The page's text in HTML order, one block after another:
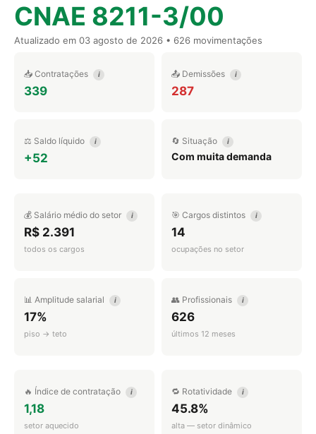
CNAE 8211-3/00
Atualizado em 03 agosto de 2026 • 626 movimentações
📥 Contratações i
339
📤 Demissões i
287
⚖️ Saldo líquido i
+52
🔄 Situação i
Com muita demanda
💰 Salário médio do setor i
R$ 2.391
todos os cargos
🎯 Cargos distintos i
14
ocupações no setor
📊 Amplitude salarial i
17%
piso → teto
👥 Profissionais i
626
últimos 12 meses
🔥 Índice de contratação i
1,18
setor aquecido
🔁 Rotatividade i
45.8%
alta — setor dinâmico